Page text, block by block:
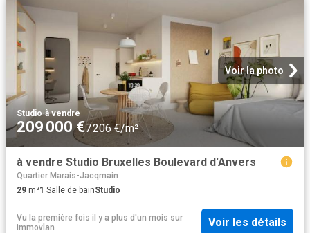
Voir la photo
Studio·à vendre
209 000 €7 206 €/m²
à vendre Studio Bruxelles Boulevard d'Anvers
Quartier Marais-Jacqmain
29 m²1 Salle de bainStudio
Vu la première fois il y a plus d'un mois sur
immovlan
Voir les détails